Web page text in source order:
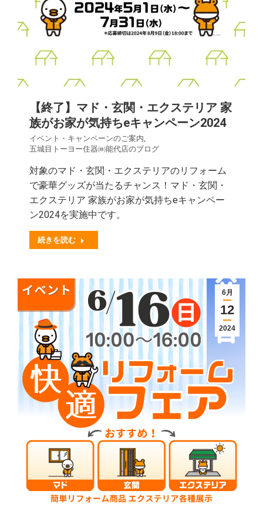
【終了】マド・玄関・エクステリア 家
族がお家が気持ちeキャンペーン2024
イベント・キャンペーンのご案内
五城目トーヨー住器㈱能代店のブログ
対象のマド・玄関・エクステリアのリフォーム
で豪華グッズが当たるチャンス！マド・玄関・
エクステリア 家族がお家が気持ちeキャンペー
ン2024を実施中です。
続きを読む
6月
12
2024